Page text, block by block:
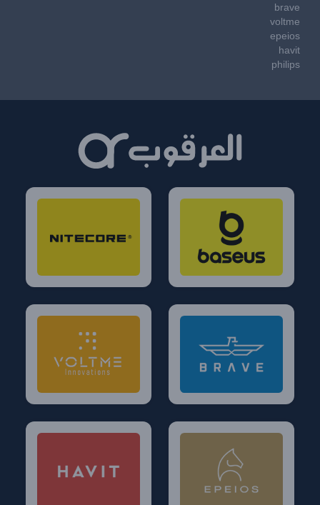
brave
voltme
epeios
havit
philips